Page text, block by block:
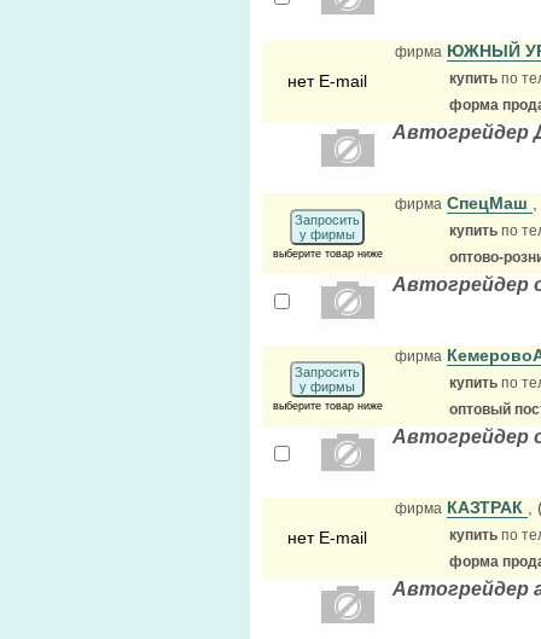
нет E-mail
фирма ЮЖНЫЙ
купить по
форма
Автогрейдер
Запросить
у фирмы
выберите товар ниже
фирма СпецМаш
купить по
оптово-
Автогрейдер
Запросить
у фирмы
выберите товар ниже
фирма
купить по
оптовый
Автогрейдер
нет E-mail
фирма КАЗТРАК
купить по
форма
Автогрейдер